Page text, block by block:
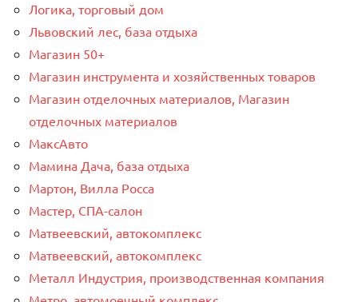
Логика, торговый дом
Львовский лес, база отдыха
Магазин 50+
Магазин инструмента и хозяйственных товаров
Магазин отделочных материалов, Магазин
отделочных материалов
МаксАвто
Мамина Дача, база отдыха
Мартон, Вилла Росса
Мастер, СПА-салон
Матвеевский, автокомплекс
Матвеевский, автокомплекс
Металл Индустрия, производственная компания